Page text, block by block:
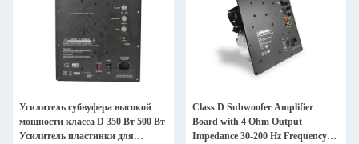
Усилитель субвуфера высокой
мощности класса D 350 Вт 500 Вт
Усилитель пластинки для
Class D Subwoofer Amplifier
Board with 4 Ohm Output
Impedance 30-200 Hz Frequency